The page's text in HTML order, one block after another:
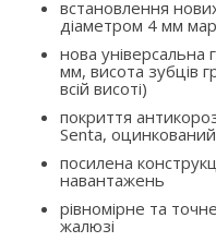
встановлення
діаметром 4 мм
нова універсальна
мм, висота зубців
всій висоті)
покриття
Senta,
посилена
навантажень
рівномірне та
жалюзі